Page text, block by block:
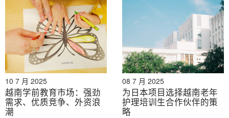
10 7 月 2025
越南学前教育市场：强劲
需求、优质竞争、外资浪
潮
08 7 月 2025
为日本项目选择越南老年
护理培训生合作伙伴的策
略